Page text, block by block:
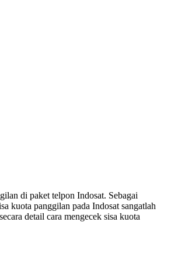
di paket telpon Indosat. Sebagai
kuota panggilan pada Indosat sangatlah
detail cara mengecek sisa kuota